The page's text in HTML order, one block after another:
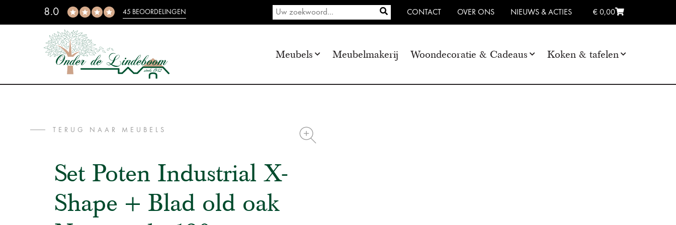
8.0 45 BEOORDELINGEN CONTACT OVER ONS NIEUWS & ACTIES € 0,00
Meubels Meubelmakerij Woondecoratie & Cadeaus Koken & tafelen
TERUG NAAR MEUBELS
Set Poten Industrial X-
Shape + Blad old oak